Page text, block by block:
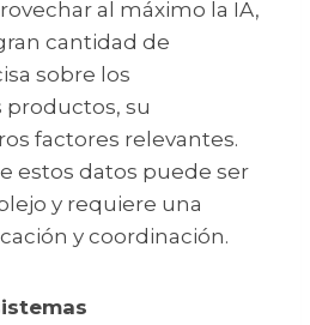
al máximo la IA,
cantidad de
sobre los
productos, su
factores relevantes.
estos datos puede ser
y requiere una
y coordinación.